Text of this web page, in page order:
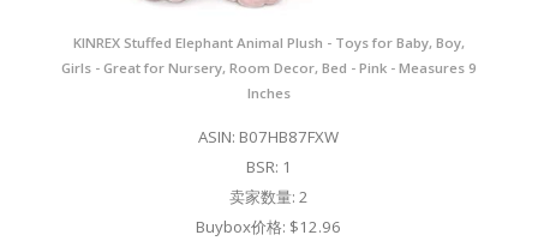
KINREX Stuffed Elephant Animal Plush - Toys for Baby, Boy,
Girls - Great for Nursery, Room Decor, Bed - Pink - Measures 9
Inches
ASIN: B07HB87FXW
BSR: 1
卖家数量: 2
Buybox价格: $12.96